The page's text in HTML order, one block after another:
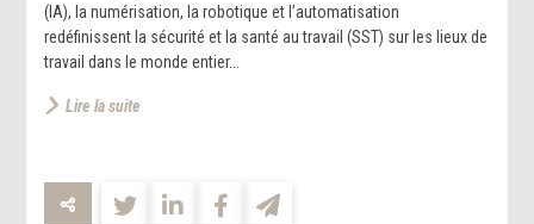
(IA), la numérisation, la robotique et l’automatisation
redéfinissent la sécurité et la santé au travail (SST) sur les lieux de
travail dans le monde entier...
Lire la suite